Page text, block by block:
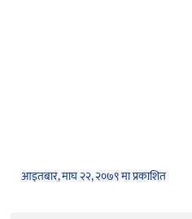
आइतबार, माघ २२, २०७९ मा प्रकाशित